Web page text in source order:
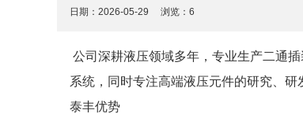
日期：2026-05-29 浏览： 6
公司深耕液压领域多年，专业生产二通
系统，同时专注高端液压元件的研究、研
泰丰优势